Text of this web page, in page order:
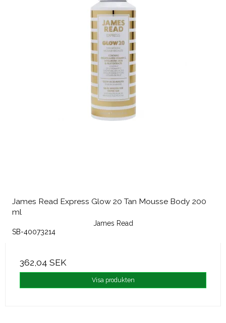
James Read Express Glow 20 Tan Mousse Body 200
ml
James Read
SB-40073214
362,04 SEK
Visa produkten